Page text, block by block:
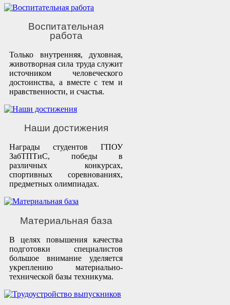
Воспитательная
работа
Только внутренняя, духовная,
животворная сила труда служит
источником человеческого
достоинства, а вместе с тем и
нравственности, и счастья.
Наши достижения
Награды студентов ГПОУ
ЗабТПТиС, победы в
различных конкурсах,
спортивных соревнованиях,
предметных олимпиадах.
Материальная база
В целях повышения качества
подготовки специалистов
большое внимание уделяется
укреплению материально-
технической базы техникума.